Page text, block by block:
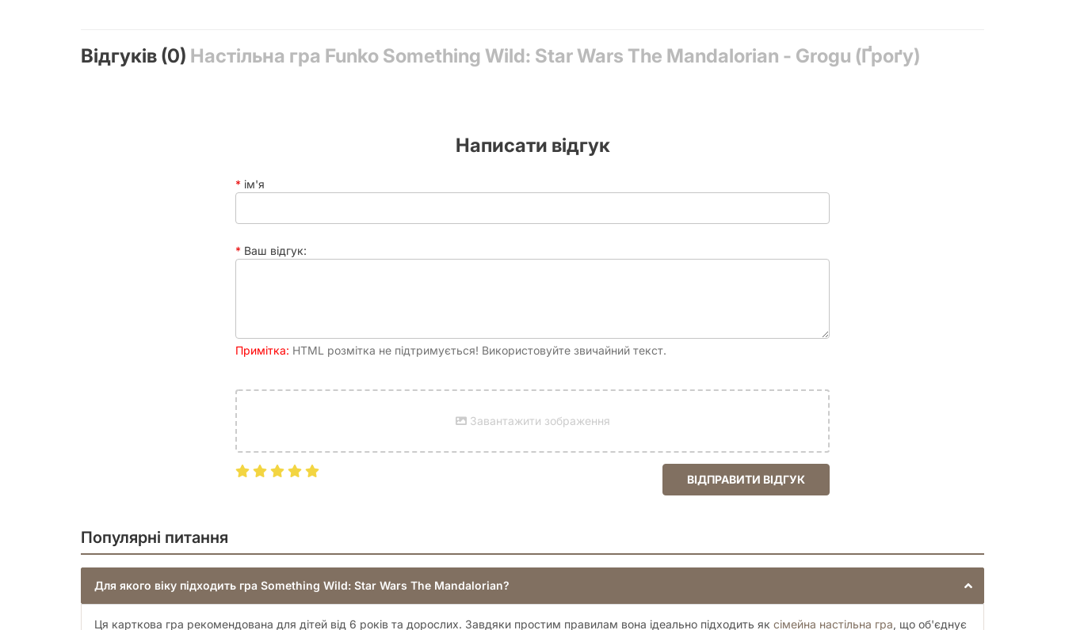
Відгуків (0) Настільна гра Funko Something Wild: Star Wars The Mandalorian - Grogu (Ґроґу)
Написати відгук
ім'я
Ваш відгук:
Примітка: HTML розмітка не підтримується! Використовуйте звичайний текст.
Завантажити зображення
ВІДПРАВИТИ ВІДГУК
Популярні питання
Для якого віку підходить гра Something Wild: Star Wars The Mandalorian?
Ця карткова гра рекомендована для дітей від 6 років та дорослих. Завдяки простим правилам вона ідеально підходить як сімейна настільна гра, що об'єднує